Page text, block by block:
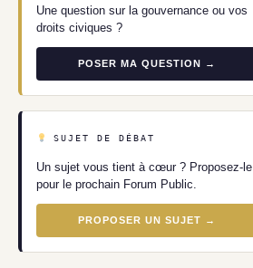
Une question sur la gouvernance ou vos
droits civiques ?
POSER MA QUESTION →
SUJET DE DÉBAT
Un sujet vous tient à cœur ? Proposez-le
pour le prochain Forum Public.
PROPOSER UN SUJET →